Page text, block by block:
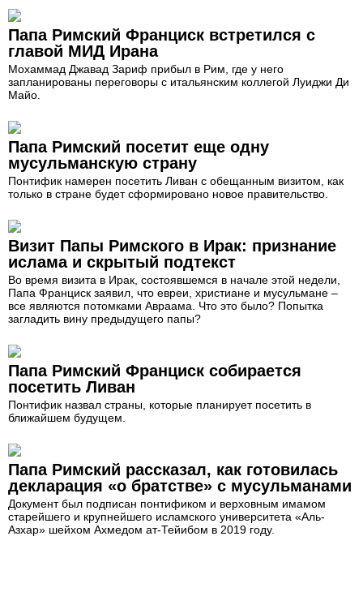
Папа Римский Франциск встретился с
главой МИД Ирана
Мохаммад Джавад Зариф прибыл в Рим, где у него
запланированы переговоры с итальянским коллегой Луиджи Ди
Майо.
Папа Римский посетит еще одну
мусульманскую страну
Понтифик намерен посетить Ливан с обещанным визитом, как
только в стране будет сформировано новое правительство.
Визит Папы Римского в Ирак: признание
ислама и скрытый подтекст
Во время визита в Ирак, состоявшемся в начале этой недели,
Папа Франциск заявил, что евреи, христиане и мусульмане –
все являются потомками Авраама. Что это было? Попытка
загладить вину предыдущего папы?
Папа Римский Франциск собирается
посетить Ливан
Понтифик назвал страны, которые планирует посетить в
ближайшем будущем.
Папа Римский рассказал, как готовилась
декларация «о братстве» с мусульманами
Документ был подписан понтификом и верховным имамом
старейшего и крупнейшего исламского университета «Аль-
Азхар» шейхом Ахмедом ат-Тейибом в 2019 году.